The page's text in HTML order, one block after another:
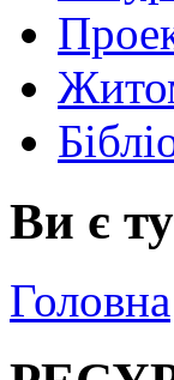
Ви є
Головна